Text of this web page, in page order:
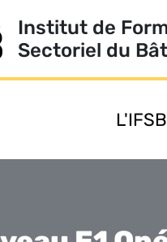
Institut de
Sectoriel du
L'IFSB